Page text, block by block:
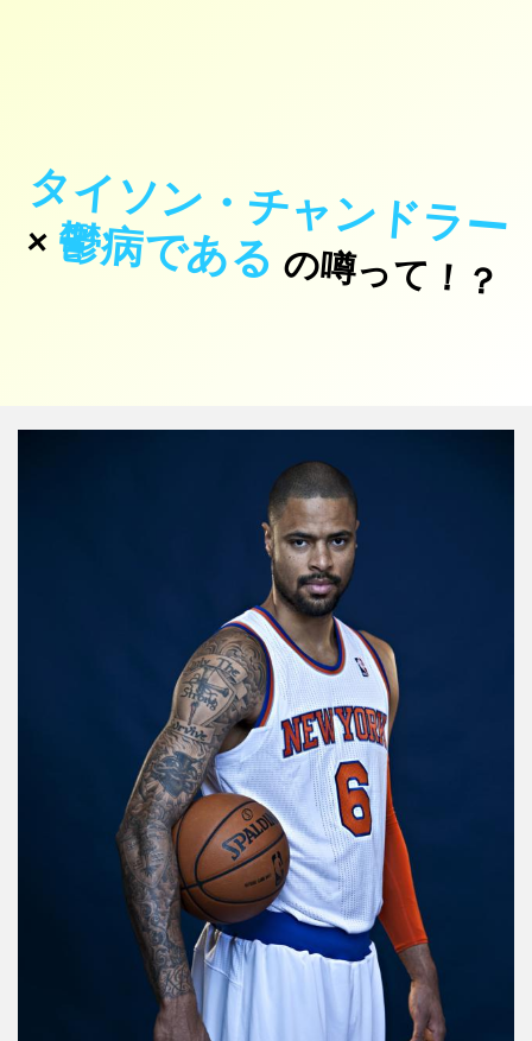
タイソン・チャンドラー
×鬱病である の噂って！？